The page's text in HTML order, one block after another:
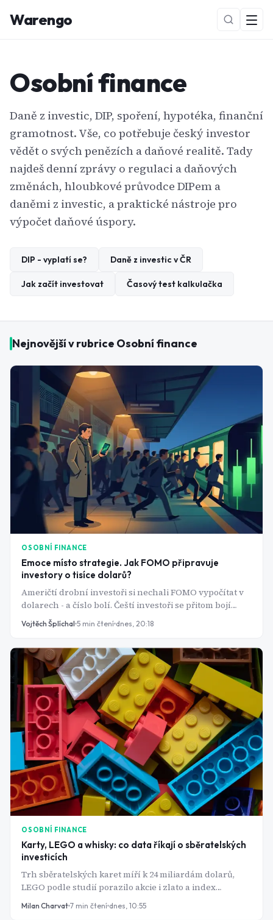
Warengo
NOVÉ
Osobní finance
Daně z investic, DIP, spoření, hypotéka, finanční
gramotnost. Vše, co potřebuje český investor
vědět o svých penězích a daňové realitě. Tady
najdeš denní zprávy o regulaci a daňových
změnách, hloubkové průvodce DIPem a
daněmi z investic, a praktické nástroje pro
výpočet daňové úspory.
DIP - vyplatí se? Daně z investic v ČR
Jak začít investovat Časový test kalkulačka
Nejnovější v rubrice Osobní finance
OSOBNÍ FINANCE
Emoce místo strategie. Jak FOMO připravuje
investory o tisíce dolarů?
Američtí drobní investoři si nechali FOMO vypočítat v
dolarech - a číslo bolí. Čeští investoři se přitom bojí
něčeho úplně jiného.
Vojtěch Šplíchal 5 min čtení dnes, 20:18
OSOBNÍ FINANCE
Karty, LEGO a whisky: co data říkají o sběratelských
investicích
Trh sběratelských karet míří k 24 miliardám dolarů,
LEGO podle studií porazilo akcie i zlato a index
luxusních sběratelských aktiv se po letech poklesů
stabilizuje. Data ale zároveň ukazují, proč jsou tyto
Milan Charvat 7 min čtení dnes, 10:55